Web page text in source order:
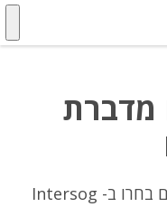
מדברת
עשרות מותגים מפורסמים בעולם בחרו ב- Intersog